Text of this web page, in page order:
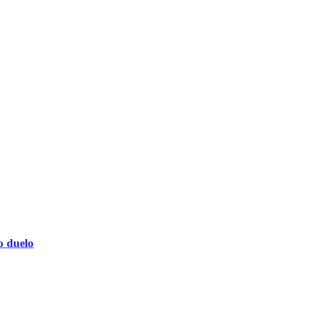
duelo